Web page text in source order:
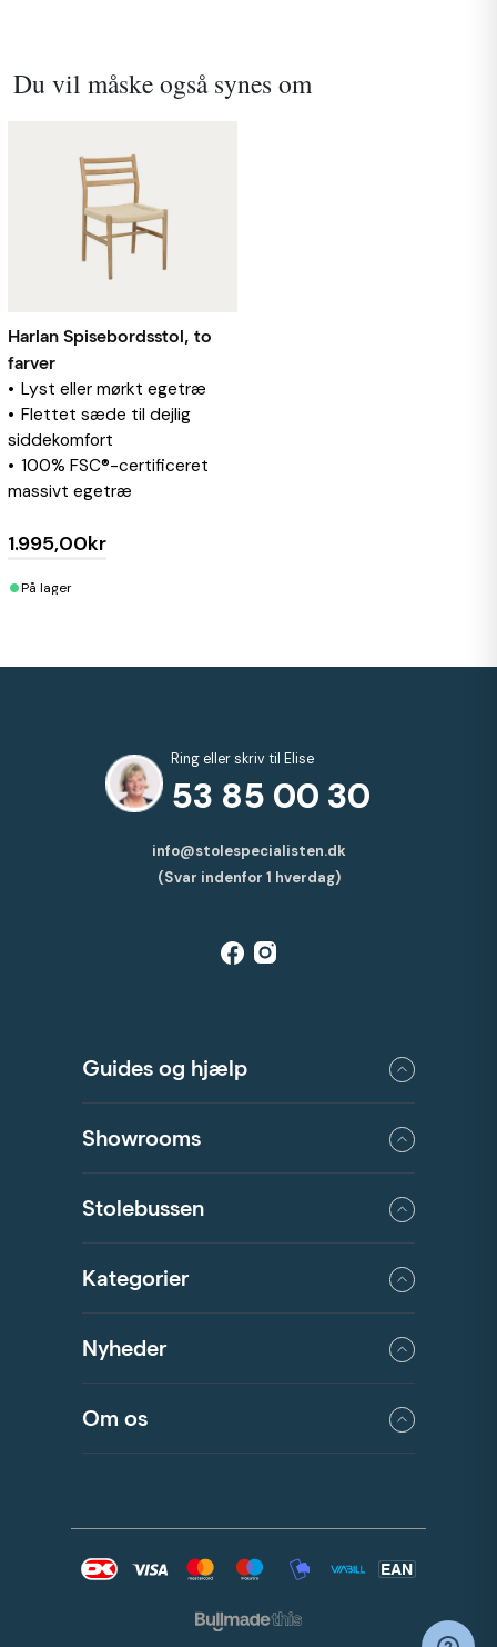
Du vil måske også synes om
Harlan Spisebordsstol, to
farver
Lyst eller mørkt egetræ
Flettet sæde til dejlig
siddekomfort
100% FSC®-certificeret
massivt egetræ
1.995,00kr
•På lager
Ring eller skriv til Elise
53 85 00 30
info@stolespecialisten.dk
(Svar indenfor 1 hverdag)
Guides og hjælp
Showrooms
Stolebussen
Kategorier
Om os
Nyheder